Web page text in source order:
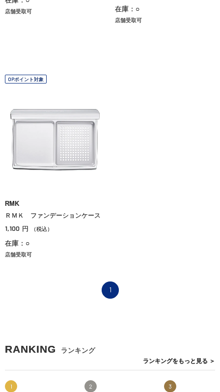
店舗受取可 在庫：○
店舗受取可
OPポイント対象
RMK
ＲＭＫ ファンデーションケース
1,100 円 （税込）
在庫：○
店舗受取可
1
RANKING ランキング
ランキングをもっと見る ＞
1 2 3